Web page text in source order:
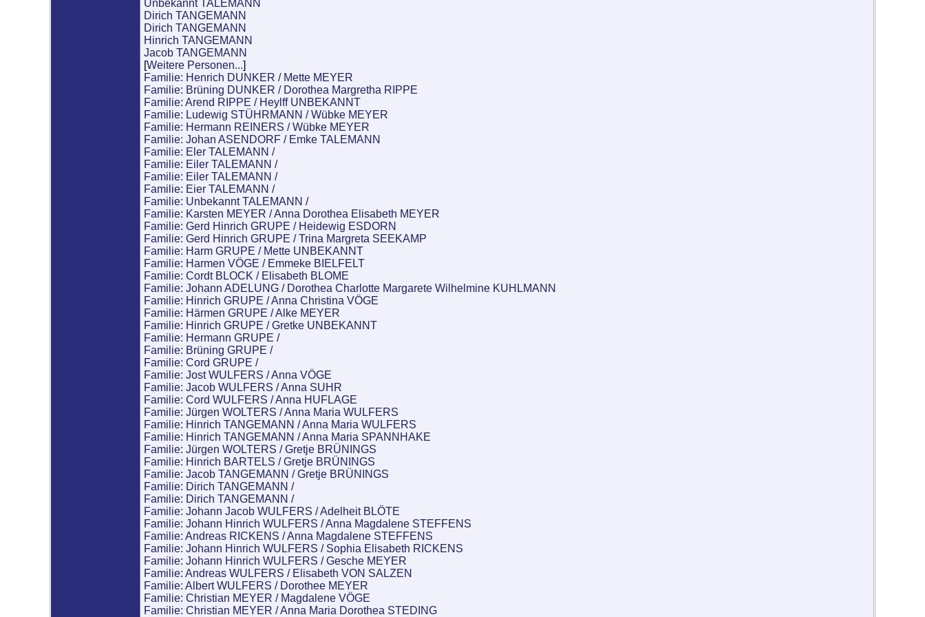
Unbekannt TALEMANN
Dirich TANGEMANN
Dirich TANGEMANN
Hinrich TANGEMANN
Jacob TANGEMANN
[Weitere Personen...]
Familie: Henrich DUNKER / Mette MEYER
Familie: Brüning DUNKER / Dorothea Margretha RIPPE
Familie: Arend RIPPE / Heylff UNBEKANNT
Familie: Ludewig STÜHRMANN / Wübke MEYER
Familie: Hermann REINERS / Wübke MEYER
Familie: Johan ASENDORF / Emke TALEMANN
Familie: Eler TALEMANN /
Familie: Eiler TALEMANN /
Familie: Eiler TALEMANN /
Familie: Eier TALEMANN /
Familie: Unbekannt TALEMANN /
Familie: Karsten MEYER / Anna Dorothea Elisabeth MEYER
Familie: Gerd Hinrich GRUPE / Heidewig ESDORN
Familie: Gerd Hinrich GRUPE / Trina Margreta SEEKAMP
Familie: Harm GRUPE / Mette UNBEKANNT
Familie: Harmen VÖGE / Emmeke BIELFELT
Familie: Cordt BLOCK / Elisabeth BLOME
Familie: Johann ADELUNG / Dorothea Charlotte Margarete Wilhelmine KUHLMANN
Familie: Hinrich GRUPE / Anna Christina VÖGE
Familie: Härmen GRUPE / Alke MEYER
Familie: Hinrich GRUPE / Gretke UNBEKANNT
Familie: Hermann GRUPE /
Familie: Brüning GRUPE /
Familie: Cord GRUPE /
Familie: Jost WULFERS / Anna VÖGE
Familie: Jacob WULFERS / Anna SUHR
Familie: Cord WULFERS / Anna HUFLAGE
Familie: Jürgen WOLTERS / Anna Maria WULFERS
Familie: Hinrich TANGEMANN / Anna Maria WULFERS
Familie: Hinrich TANGEMANN / Anna Maria SPANNHAKE
Familie: Jürgen WOLTERS / Gretje BRÜNINGS
Familie: Hinrich BARTELS / Gretje BRÜNINGS
Familie: Jacob TANGEMANN / Gretje BRÜNINGS
Familie: Dirich TANGEMANN /
Familie: Dirich TANGEMANN /
Familie: Johann Jacob WULFERS / Adelheit BLÖTE
Familie: Johann Hinrich WULFERS / Anna Magdalene STEFFENS
Familie: Andreas RICKENS / Anna Magdalene STEFFENS
Familie: Johann Hinrich WULFERS / Sophia Elisabeth RICKENS
Familie: Johann Hinrich WULFERS / Gesche MEYER
Familie: Andreas WULFERS / Elisabeth VON SALZEN
Familie: Albert WULFERS / Dorothee MEYER
Familie: Christian MEYER / Magdalene VÖGE
Familie: Christian MEYER / Anna Maria Dorothea STEDING